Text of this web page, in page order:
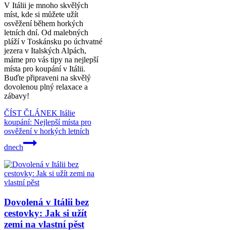
V Itálii je mnoho skvělých
míst, kde si můžete užít
osvěžení během horkých
letních dní. Od malebných
pláží v Toskánsku po úchvatné
jezera v Italských Alpách,
máme pro vás tipy na nejlepší
místa pro koupání v Itálii.
Buďte připraveni na skvělý
dovolenou plný relaxace a
zábavy!
ČÍST ČLÁNEK Itálie
koupání: Nejlepší místa pro
osvěžení v horkých letních
dnech
Dovolená v Itálii bez
cestovky: Jak si užít
zemi na vlastní pěst